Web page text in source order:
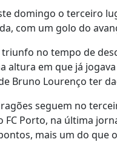
domingo o terceiro
com um golo do
triunfo no tempo de
altura em que já
Bruno Lourenço ter
seguem no
Porto, na última
mais um do que